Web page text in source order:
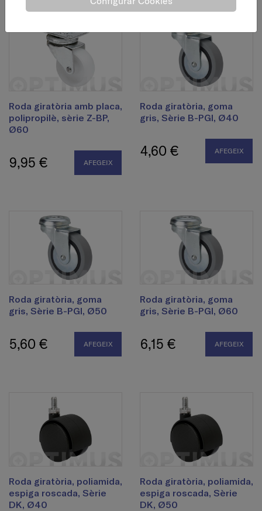
Roda giratòria amb placa,
polipropilè, sèrie Z-BP,
Ø60
9,95 € AFEGEIX
Roda giratòria, goma
gris, Sèrie B-PGI, Ø40
4,60 € AFEGEIX
Roda giratòria, goma
gris, Sèrie B-PGI, Ø50
5,60 € AFEGEIX
Roda giratòria, goma
gris, Sèrie B-PGI, Ø60
6,15 € AFEGEIX
Roda giratòria, poliamida,
espiga roscada, Sèrie
DK, Ø40
Roda giratòria, poliamida,
espiga roscada, Sèrie
DK, Ø50